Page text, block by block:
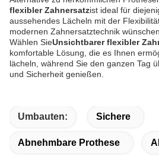
flexibler Zahnersatzist ideal für
aussehendes Lächeln mit der
modernen Zahnersatztechnik wünschen.
Wählen SieUnsichtbarer flexibler
komfortable Lösung, die es Ihnen
lächeln, während Sie den ganzen Tag
und Sicherheit genießen.
Umbauten: Sichere
Abnehmbare Prothese